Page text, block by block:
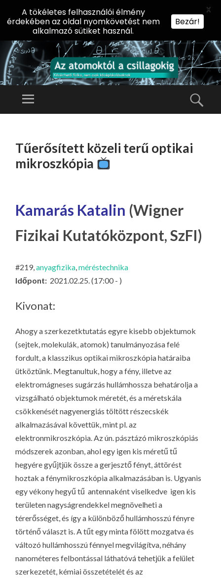
AZ
KT
CS
IL
LA
G
KI
Előadássorozat
Természettudományi
Menü
TARTALOMHOZ
Tűerősített közeli terű optikai
mikroszkópia
Kamarás Katalin (Wigner
Fizikai Kutatóközpont, SzFI)
#219,anyagfizika,méréstechnika
Időpont: 2021.02.25. (17:00 - )
Kivonat:
Ahogy a szerkezetktutatás egyre kisebb objektumok
(sejtek, molekulák, atomok) tanulmányozása felé
fordult, a klasszikus optikai mikroszkópia határaiba
ütköztünk. Megtanultuk, hogy a fény, illetve az
elektromágneses sugárzás hullámhossza behatárolja a
vizsgálható objektumok méretét, és a méretskála
csökkenését nagyenergiás töltött részecskék
alkalmazásával követtük, mint pl. az
elektronmikroszkópia. Az ún. pásztázó mikroszkópiás
módszerek azonban, ahol egy igen kis méretű tű
hegyére gyűjtjük össze a gerjesztő fényt, áttörést
hoztak a fénymikroszkópia alkalmazásában is. Ugyanis
egy vékony hegyű tű  antennaként viselkedve  igen kis
területen nagyságrendekkel megnövelheti a
térerősséget, és így a különböző hullámhosszú fényre
történő választ is. A tűt egy minta fölött mozgatva és
változó hullámhosszú fénnyel megvilágítva, néhány
nanométeres felbontással láthatóvá tehetjük a felület
szerkezetét, kémiai összetételét és az
A tökéletes felhasználói élmény
érdekében az oldal nyomkövetést nem
alkalmazó sütiket használ.
Bezár!
X